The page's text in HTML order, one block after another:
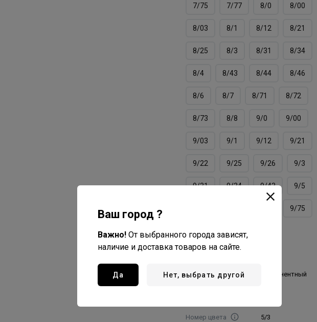
7/75 7/77 8/0 8/00
8/03 8/1 8/12 8/21
8/25 8/3 8/31 8/34
8/4 8/43 8/44 8/46
8/6 8/7 8/71 8/72
8/73 8/8 9/0 9/00
9/03 9/1 9/12 9/21
9/22 9/25 9/26 9/3
9/31 9/34 9/43 9/5
9/75
Вид красителя перманентный
Номер цвета 5/3
Ваш город ?
Важно! От выбранного города зависят,
наличие и доставка товаров на сайте.
Да Нет, выбрать другой